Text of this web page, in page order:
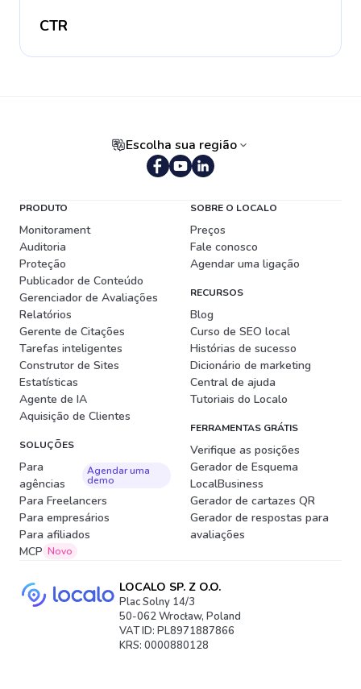
CTR
Escolha sua região
PRODUTO
Monitorament
Auditoria
Proteção
Publicador de Conteúdo
Gerenciador de Avaliações
Relatórios
Gerente de Citações
Tarefas inteligentes
Construtor de Sites
Estatísticas
Agente de IA
Aquisição de Clientes
SOLUÇÕES
Para
agências
Agendar uma
demo
Para Freelancers
Para empresários
Para afiliados
MCP Novo
SOBRE O LOCALO
Preços
Fale conosco
Agendar uma ligação
RECURSOS
Blog
Curso de SEO local
Histórias de sucesso
Dicionário de marketing
Central de ajuda
Tutoriais do Localo
FERRAMENTAS GRÁTIS
Verifique as posições
Gerador de Esquema
LocalBusiness
Gerador de cartazes QR
Gerador de respostas para
avaliações
LOCALO SP. Z O.O.
Plac Solny 14/3
50-062 Wrocław, Poland
VAT ID: PL8971887866
KRS: 0000880128